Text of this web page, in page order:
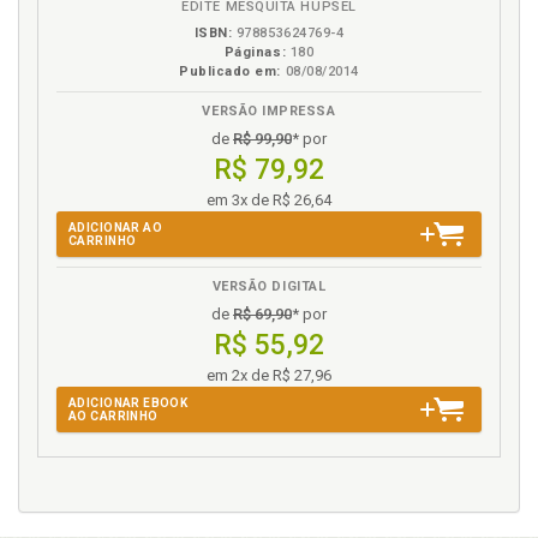
democrático, p. 71
administrativa a partir das lições estrangeiras e
internacionais ., p. 193
as garantias processuais na jurisprudência do
Superior Tribunal de Justiça:análises casuísticas, p.
Gravidade da pena de suspensão dos direitos polít
icos em um Estado de - mocrático, p. 71
I
strativa e as sanções penais: identidade e diferença
EDITE MESQUITA HUPSEL
ISBN: 978853624769-4
Páginas: 180
Publicado em: 08/08/2014
VERSÃO IMPRESSA
de R$ 99,90* por
R$ 79,92
em 3x de R$ 26,64
ADICIONAR AO
CARRINHO
VERSÃO DIGITAL
de R$ 69,90* por
R$ 55,92
em 2x de R$ 27,96
ADICIONAR EBOOK
AO CARRINHO